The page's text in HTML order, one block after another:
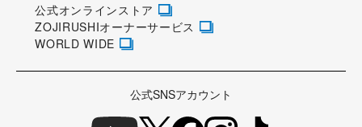
公式オンラインストア
ZOJIRUSHIオーナーサービス
WORLD WIDE
公式SNSアカウント